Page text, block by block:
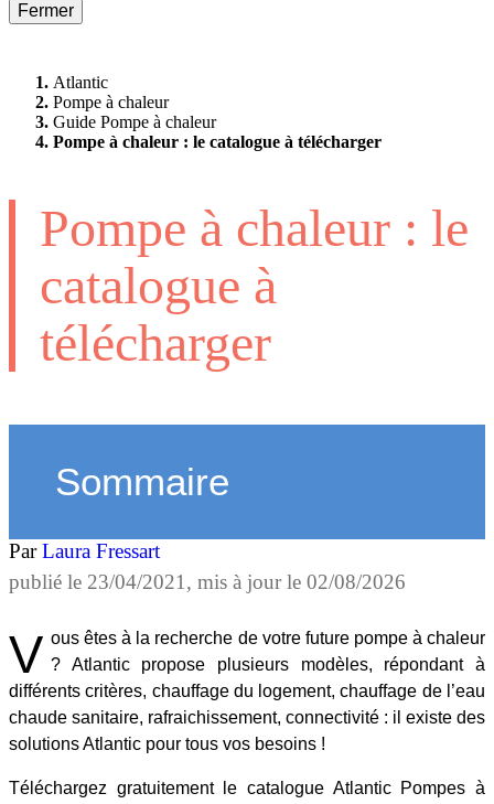
Fermer
Atlantic
Pompe à chaleur
Guide Pompe à chaleur
Pompe à chaleur : le catalogue à télécharger
Pompe à chaleur : le
catalogue à
télécharger
Sommaire
ParLaura Fressart
publié le 23/04/2021 , mis à jour le 02/08/2026
V ous êtes à la recherche de votre future pompe à chaleur
? Atlantic propose plusieurs modèles, répondant à
différents critères, chauffage du logement, chauffage de l’eau
chaude sanitaire, rafraichissement, connectivité : il existe des
solutions Atlantic pour tous vos besoins !
Téléchargez gratuitement le catalogue Atlantic Pompes à